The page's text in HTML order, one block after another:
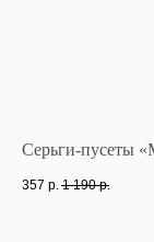
Серьги-пусеты
357 р. 1 190 р.